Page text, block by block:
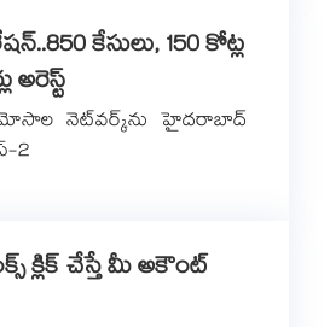
కేసులు, 150 కోట్ల
అరెస్ట్
మోసాల నెట్‌వర్క్‌ను హైదరాబాద్‌
2
క్లిక్ చేస్తే మీ అకౌంట్